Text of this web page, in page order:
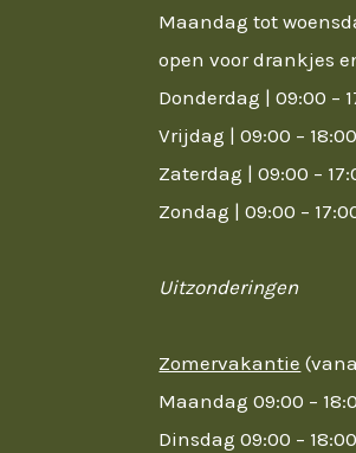
Maandag tot
open voor drankjes
Donderdag | 09:00 –
Vrijdag | 09:00 – 18:00
Zaterdag | 09:00 –
Zondag | 09:00 –
Uitzonderingen
Zomervakantie
Maandag 09:00 –
Dinsdag 09:00 – 18:00